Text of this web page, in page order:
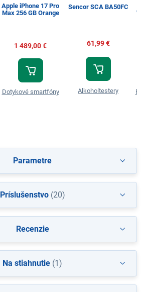
Apple iPhone 17 Pro
Max 256 GB Orange
1 489,00 €
Dotykové smartfóny
Sencor SCA BA50FC
61,99 €
Alkoholtestery
Parametre
Príslušenstvo(20)
Recenzie
Na stiahnutie (1)